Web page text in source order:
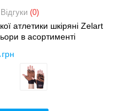
Відгуки (0)
атлетики шкіряні Zelart
в асортименті
грн